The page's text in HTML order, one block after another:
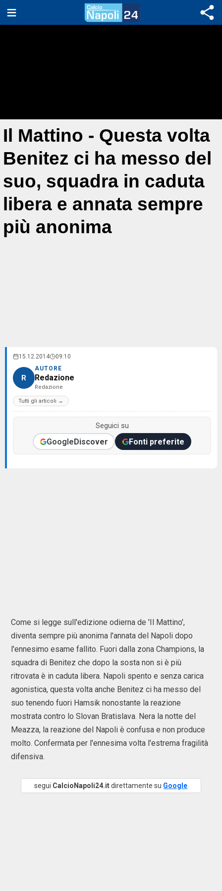
Il Mattino - Questa volta
Benitez ci ha messo del
suo, squadra in caduta
libera e annata sempre
più anonima
15.12.2014 09:10
R
AUTORE
Redazione
Redazione
Tutti gli articoli →
Seguici su
GoogleDiscover Fonti preferite
Come si legge sull'edizione odierna de 'Il Mattino',
diventa sempre più anonima l'annata del Napoli dopo
l'ennesimo esame fallito. Fuori dalla zona Champions, la
squadra di Benitez che dopo la sosta non si è più
ritrovata è in caduta libera. Napoli spento e senza carica
agonistica, questa volta anche Benitez ci ha messo del
suo tenendo fuori Hamsik nonostante la reazione
mostrata contro lo Slovan Bratislava. Nera la notte del
Meazza, la reazione del Napoli è confusa e non produce
molto. Confermata per l'ennesima volta l'estrema fragilità
difensiva.
segui CalcioNapoli24.itdirettamente su Google